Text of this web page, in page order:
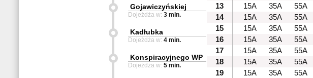
13
15A 35A
55A
14
15A 35A
55A
15
15A 35A
55A
16
15A 35A
55A
17
15A 35A
55A
18
15A 35A
55A
19
15A 35A
55A
Gojawiczyńskiej
Dojeżdża w: 3 min.
Kadłubka
Dojeżdża w: 4 min.
Konspiracyjnego WP
Dojeżdża w: 5 min.